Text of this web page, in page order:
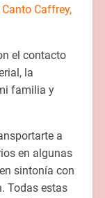
Caffrey,
el contacto
la
familia y
a
en algunas
sintonía con
Todas estas